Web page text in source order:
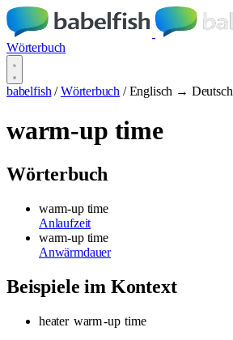
Wörterbuch
babelfish / Wörterbuch / Englisch → Deutsch
warm-up time
Wörterbuch
warm-up time
Anlaufzeit
warm-up time
Anwärmdauer
Beispiele im Kontext
heater warm-up time